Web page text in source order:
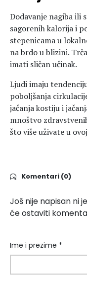
Dodavanje nagiba ili
sagorenih kalorija i
stepenicama u
na brdo u blizini.
imati sličan učinak.
Ljudi imaju
poboljšanja
jačanja kostiju i
mnoštvo
što više uživate u
Komentari (0)
Još nije napisan ni
će ostaviti
Ime i prezime *